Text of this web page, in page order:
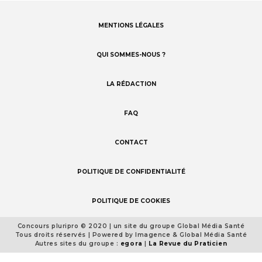
MENTIONS LÉGALES
QUI SOMMES-NOUS ?
LA RÉDACTION
FAQ
CONTACT
POLITIQUE DE CONFIDENTIALITÉ
POLITIQUE DE COOKIES
Footer
detail
Concours pluripro © 2020 | un site du groupe Global Média Santé
Tous droits réservés | Powered by Imagence & Global Média Santé
Autres sites du groupe : egora | La Revue du Praticien